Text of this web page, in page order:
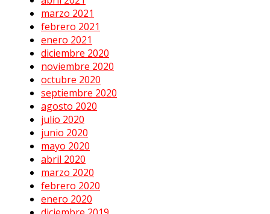
marzo 2021
febrero 2021
enero 2021
diciembre 2020
noviembre 2020
octubre 2020
septiembre 2020
agosto 2020
julio 2020
junio 2020
mayo 2020
abril 2020
marzo 2020
febrero 2020
enero 2020